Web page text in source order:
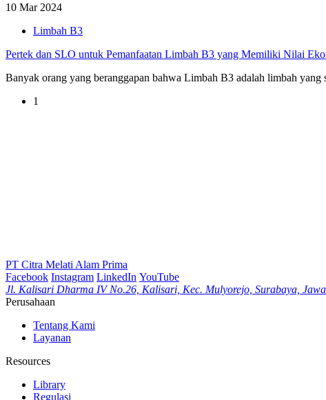
10 Mar 2024
Limbah B3
Pertek dan SLO untuk Pemanfaatan Limbah B3 yang Memiliki Nilai
Banyak orang yang beranggapan bahwa Limbah B3 adalah limbah
1
PT Citra Melati Alam Prima
Facebook Instagram LinkedIn YouTube
Jl. Kalisari Dharma IV No.26, Kalisari, Kec. Mulyorejo, Surabaya,
Perusahaan
Tentang Kami
Layanan
Resources
Library
Regulasi